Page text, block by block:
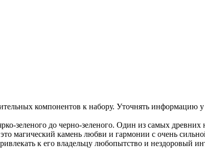
компонентов к набору. Уточнять информацию
зеленого до черно-зеленого. Один из самых
магический камень любви и гармонии с очень
к его владельцу любопытство и нездоровый